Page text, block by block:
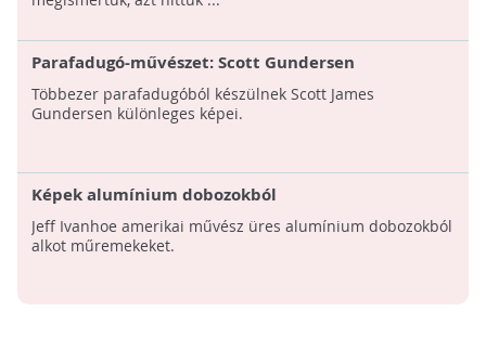
Parafadugó-művészet: Scott Gundersen
munkássága
Többezer parafadugóból készülnek Scott James
Gundersen különleges képei.
Képek alumínium dobozokból
Jeff Ivanhoe amerikai művész üres alumínium dobozokból
alkot műremekeket.